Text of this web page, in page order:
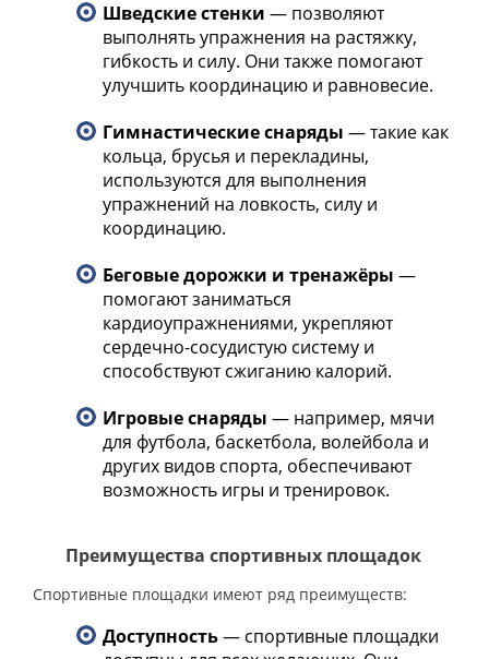
Шведские стенки — позволяют
выполнять упражнения на растяжку,
гибкость и силу. Они также помогают
улучшить координацию и равновесие.
Гимнастические снаряды — такие как
кольца, брусья и перекладины,
используются для выполнения
упражнений на ловкость, силу и
координацию.
Беговые дорожки и тренажёры —
помогают заниматься
кардиоупражнениями, укрепляют
сердечно-сосудистую систему и
способствуют сжиганию калорий.
Игровые снаряды — например, мячи
для футбола, баскетбола, волейбола и
других видов спорта, обеспечивают
возможность игры и тренировок.
Преимущества спортивных площадок
Спортивные площадки имеют ряд преимуществ:
Доступность— спортивные площадки